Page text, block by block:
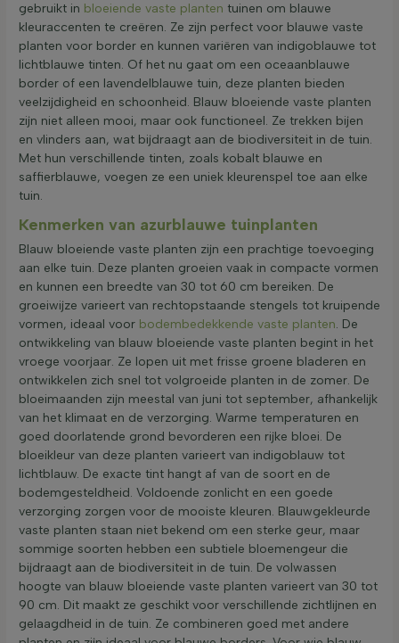
gebruikt in bloeiende vaste planten tuinen om blauwe
kleuraccenten te creëren. Ze zijn perfect voor blauwe vaste
planten voor border en kunnen variëren van indigoblauwe tot
lichtblauwe tinten. Of het nu gaat om een oceaanblauwe
border of een lavendelblauwe tuin, deze planten bieden
veelzijdigheid en schoonheid. Blauw bloeiende vaste planten
zijn niet alleen mooi, maar ook functioneel. Ze trekken bijen
en vlinders aan, wat bijdraagt aan de biodiversiteit in de tuin.
Met hun verschillende tinten, zoals kobalt blauwe en
saffierblauwe, voegen ze een uniek kleurenspel toe aan elke
tuin.
Kenmerken van azurblauwe tuinplanten
Blauw bloeiende vaste planten zijn een prachtige toevoeging
aan elke tuin. Deze planten groeien vaak in compacte vormen
en kunnen een breedte van 30 tot 60 cm bereiken. De
groeiwijze varieert van rechtopstaande stengels tot kruipende
vormen, ideaal voor bodembedekkende vaste planten. De
ontwikkeling van blauw bloeiende vaste planten begint in het
vroege voorjaar. Ze lopen uit met frisse groene bladeren en
ontwikkelen zich snel tot volgroeide planten in de zomer. De
bloeimaanden zijn meestal van juni tot september, afhankelijk
van het klimaat en de verzorging. Warme temperaturen en
goed doorlatende grond bevorderen een rijke bloei. De
bloeikleur van deze planten varieert van indigoblauw tot
lichtblauw. De exacte tint hangt af van de soort en de
bodemgesteldheid. Voldoende zonlicht en een goede
verzorging zorgen voor de mooiste kleuren. Blauwgekleurde
vaste planten staan niet bekend om een sterke geur, maar
sommige soorten hebben een subtiele bloemengeur die
bijdraagt aan de biodiversiteit in de tuin. De volwassen
hoogte van blauw bloeiende vaste planten varieert van 30 tot
90 cm. Dit maakt ze geschikt voor verschillende zichtlijnen en
gelaagdheid in de tuin. Ze combineren goed met andere